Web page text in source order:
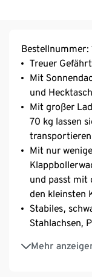
Bestellnummer:
Treuer
Mit
und
Mit großer
70 kg lassen
transportieren
Mit nur
und passt mit
den kleinsten
Stabiles,
Stahlachsen,
Mehr
Hochwertige
Lieferumfang